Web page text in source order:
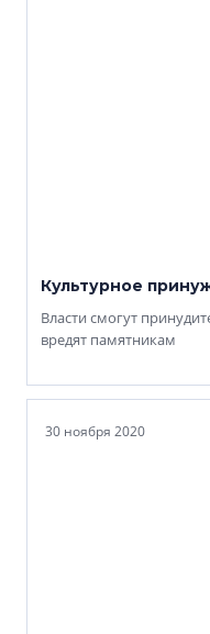
Культурное
Власти смогут
вредят памятникам
30 ноября 2020